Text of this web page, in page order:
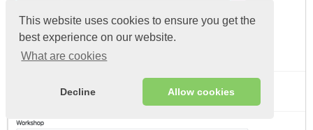
This website uses cookies to ensure you get the
best experience on our website.
What are cookies
Decline Allow cookies